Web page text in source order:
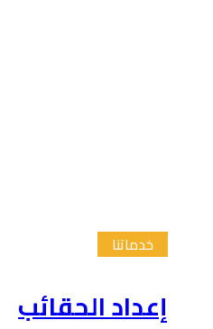
خدماتنا
إعداد الحقائب